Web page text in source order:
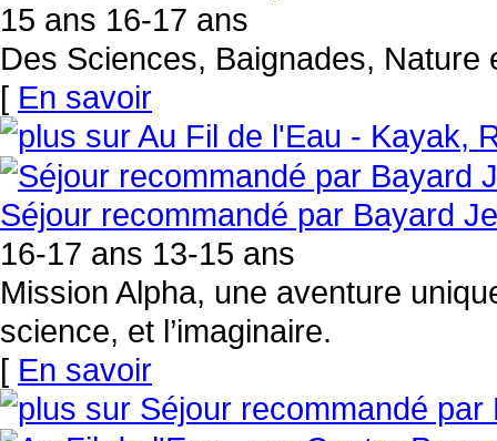
15 ans 16-17 ans
Des Sciences, Baignades, Nature
[ En savoir
Séjour recommandé par Bayard
16-17 ans 13-15 ans
Mission Alpha, une aventure
science, et l’imaginaire.
[ En savoir